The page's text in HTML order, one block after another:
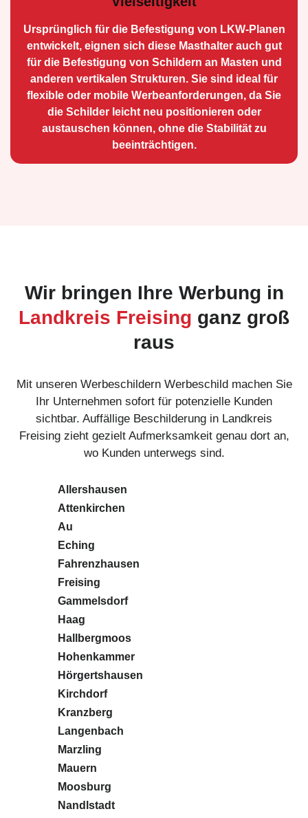
Ursprünglich für die Be­festigung von LKW-Planen
entwickelt, eignen sich diese Masthalter auch gut
für die Befestigung von Schildern an Masten und
anderen vertikalen Strukturen. Sie sind ideal für
flexible oder mobile Werbean­forderungen, da Sie
die Schilder leicht neu positio­nieren oder
austauschen können, ohne die Stabilität zu
beeinträchtigen.
Wir bringen Ihre Werbung in
Landkreis Freising ganz groß
raus
Mit unseren Werbeschildern Werbeschild machen Sie
Ihr Unternehmen sofort für potenzielle Kunden
sichtbar. Auffällige Beschilderung in Landkreis
Freising zieht gezielt Aufmerksamkeit genau dort an,
wo Kunden unterwegs sind.
Allershausen
Attenkirchen
Au
Eching
Fahrenzhausen
Freising
Gammelsdorf
Haag
Hallbergmoos
Hohenkammer
Hörgertshausen
Kirchdorf
Kranzberg
Langenbach
Marzling
Mauern
Moosburg
Nandlstadt